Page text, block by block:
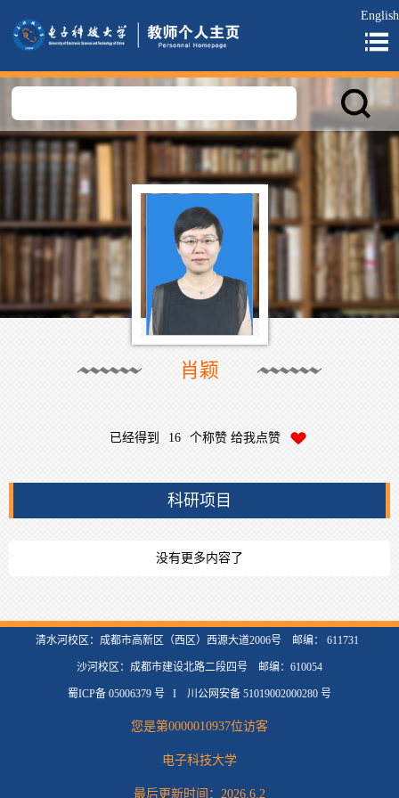
English
肖颖
已经得到 16 个称赞 给我点赞
科研项目
没有更多内容了
清水河校区：成都市高新区（西区）西源大道2006号 邮编： 611731
沙河校区：成都市建设北路二段四号 邮编：610054
蜀ICP备 05006379 号 I 川公网安备 51019002000280 号
您是第0000010937位访客
电子科技大学
最后更新时间： 2026.6.2